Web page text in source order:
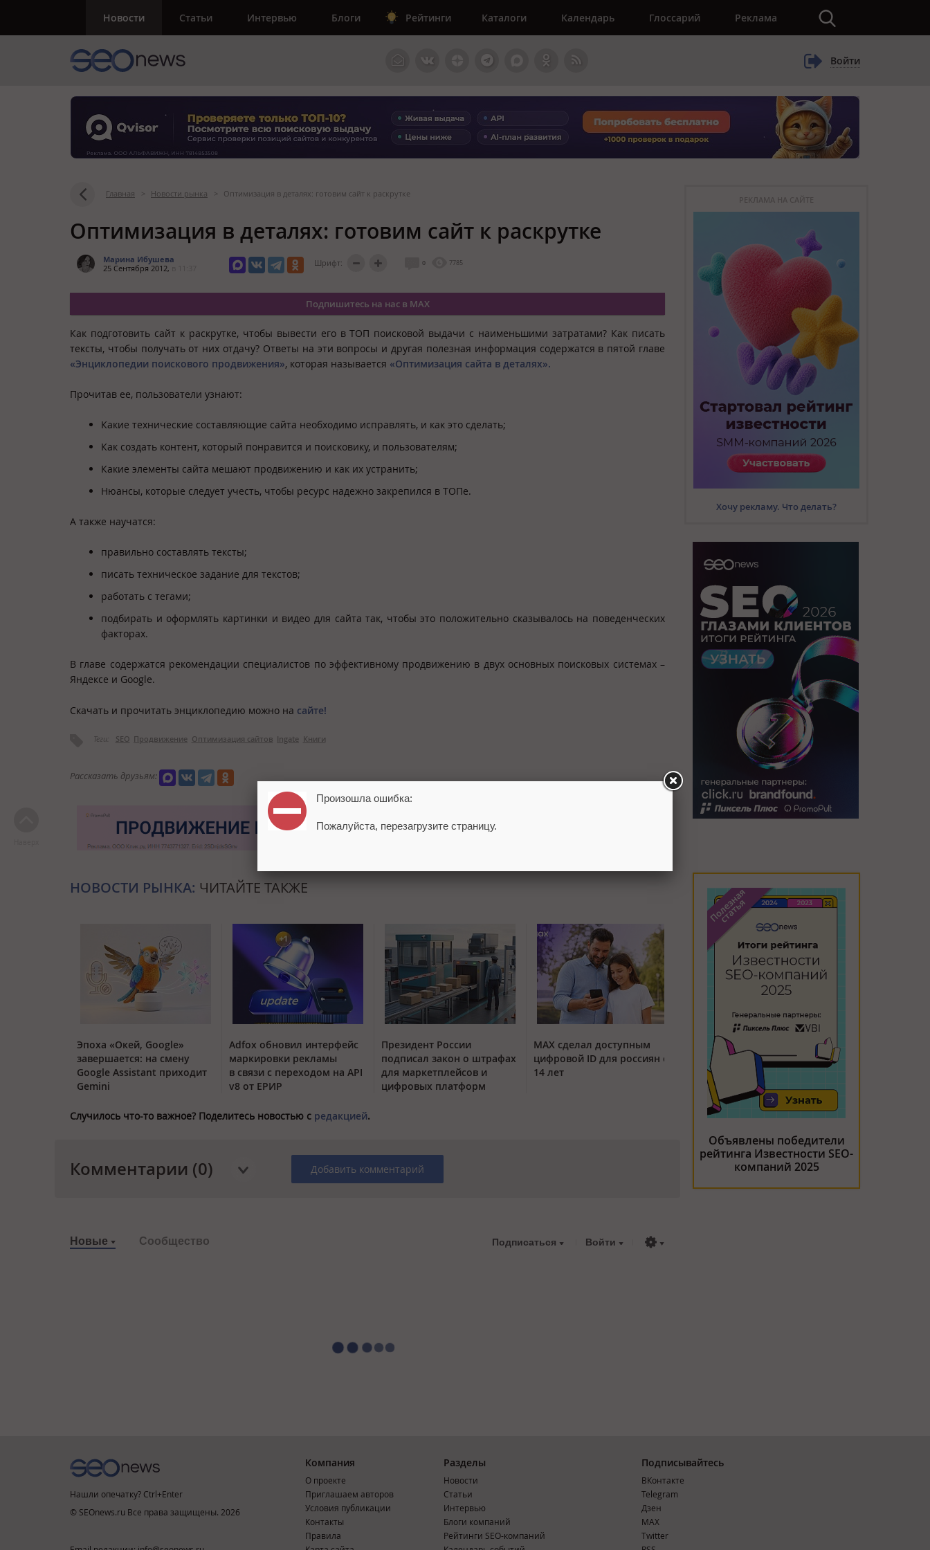
Новости Статьи Интервью Блоги Рейтинги Каталоги Календарь Глоссарий Реклама
Войти
Главная > Новости рынка > Оптимизация в деталях: готовим сайт к раскрутке
Оптимизация в деталях: готовим сайт к раскрутке
Марина Ибушева
25 Сентября 2012,
Шрифт: 0 7785
Подпишитесь на нас в MAX
Как подготовить сайт к раскрутке, чтобы вывести его в ТОП поисковой выдачи с наименьшими затратами? Как писать
тексты, чтобы получать от них отдачу? Ответы на эти вопросы и другая полезная информация содержатся в пятой главе
«Энциклопедии поискового продвижения», которая называется «Оптимизация сайта в деталях».
Прочитав ее, пользователи узнают:
Какие технические составляющие сайта необходимо исправлять, и как это сделать;
Как создать контент, который понравится и поисковику, и пользователям;
Какие элементы сайта мешают продвижению и как их устранить;
Нюансы, которые следует учесть, чтобы ресурс надежно закрепился в ТОПе.
А также научатся:
правильно составлять тексты;
писать техническое задание для текстов;
работать с тегами;
подбирать и оформлять картинки и видео для сайта так, чтобы это положительно сказывалось на поведенческих
факторах.
В главе содержатся рекомендации специалистов по эффективному продвижению в двух основных поисковых системах –
Яндексе и Google.
Скачать и прочитать энциклопедию можно на сайте!
Теги: SEO Продвижение Оптимизация сайтов Ingate Книги
Рассказать друзьям:
НОВОСТИ РЫНКА: ЧИТАЙТЕ ТАКЖЕ
Эпоха «Окей, Google»
завершается: на смену
Google Assistant приходит
Gemini
Adfox обновил интерфейс
маркировки рекламы
в связи с переходом на API
v8 от ЕРИР
Президент России
подписал закон о штрафах
для маркетплейсов и
цифровых платформ
MAX сделал доступным
цифровой ID для россиян с
14 лет
Случилось что-то важное? Поделитесь новостью с редакцией.
Комментарии (0) Добавить комментарий
Новые Сообщество Подписаться Войти
РЕКЛАМА НА САЙТЕ
Хочу рекламу. Что делать?
Объявлены победители
рейтинга Известности SEO-
компаний 2025
Нашли опечатку? Ctrl+Enter
© SEOnews.ru Все права защищены. 2026
Компания
О проекте
Приглашаем авторов
Условия публикации
Контакты
Правила
Разделы
Новости
Статьи
Интервью
Блоги компаний
Рейтинги SEO-компаний
Подписывайтесь
ВКонтакте
Telegram
Дзен
MAX
Тwitter
Произошла ошибка:
Пожалуйста, перезагрузите страницу.